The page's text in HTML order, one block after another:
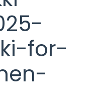
for-